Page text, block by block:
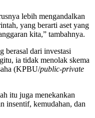
lebih mengandalkan
yang berarti aset yang
kita,” tambahnya.
berasal dari investasi
ia tidak menolak skema
(KPBU/public-private
itu juga menekankan
insentif, kemudahan, dan